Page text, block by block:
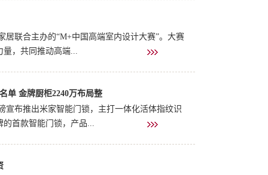
“聚品...
居联合主办的“M+中国高端室内设计大赛”。大赛
量，共同推动高端...
掀起全国设计与生活的美好风尚。2红星美凯龙春
单 金牌厨柜2240万布局整
宣布推出米家智能门锁，主打一体化活体指纹识
的首款智能门锁，产品...
款千元智能锁产品。一个月内，小米先后推出两